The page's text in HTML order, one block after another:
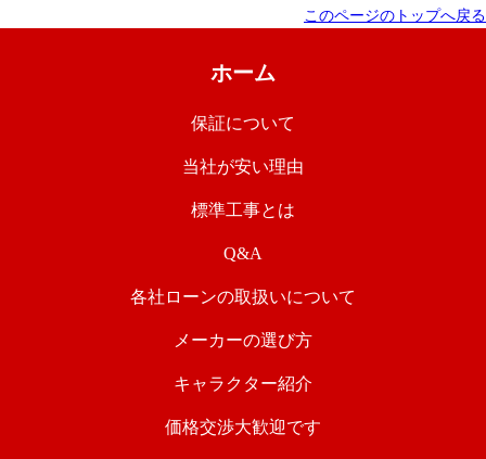
このページのトップへ戻る
ホーム
保証について
当社が安い理由
標準工事とは
Q&A
各社ローンの取扱いについて
メーカーの選び方
キャラクター紹介
価格交渉大歓迎です